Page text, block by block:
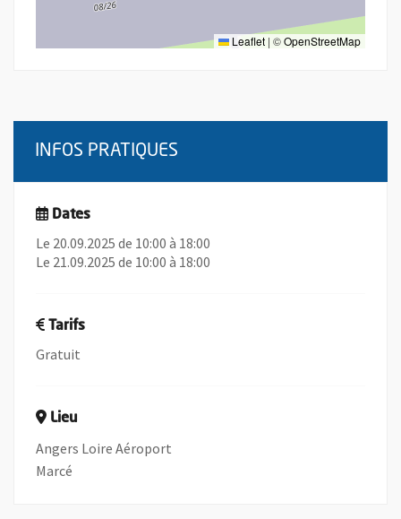
Leaflet | ©OpenStreetMap
INFOS PRATIQUES
Dates
Le 20.09.2025 de 10:00 à 18:00
Le 21.09.2025 de 10:00 à 18:00
Tarifs
Gratuit
Lieu
Angers Loire Aéroport
Marcé